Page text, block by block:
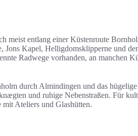
meist entlang einer Küstenroute
Jons Kapel, Helligdomsklipperne und
Radwege vorhanden, an manchen
durch Almindingen und das
und ruhige Nebenstraßen. Für
mit Ateliers und Glashütten.